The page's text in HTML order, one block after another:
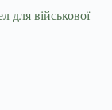
для військової